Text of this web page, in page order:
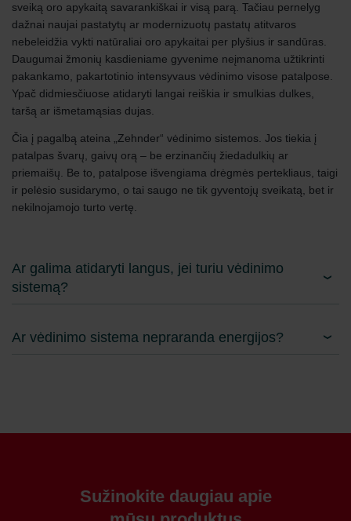
sveiką oro apykaitą savarankiškai ir visą parą. Tačiau pernelyg
dažnai naujai pastatytų ar modernizuotų pastatų atitvaros
nebeleidžia vykti natūraliai oro apykaitai per plyšius ir sandūras.
Daugumai žmonių kasdieniame gyvenime neįmanoma užtikrinti
pakankamo, pakartotinio intensyvaus vėdinimo visose patalpose.
Ypač didmiesčiuose atidaryti langai reiškia ir smulkias dulkes,
taršą ar išmetamąsias dujas.
Čia į pagalbą ateina „Zehnder“ vėdinimo sistemos. Jos tiekia į
patalpas švarų, gaivų orą – be erzinančių žiedadulkių ar
priemaišų. Be to, patalpose išvengiama drėgmės pertekliaus, taigi
ir pelėsio susidarymo, o tai saugo ne tik gyventojų sveikatą, bet ir
nekilnojamojo turto vertę.
Ar galima atidaryti langus, jei turiu vėdinimo
sistemą?
Ar vėdinimo sistema nepraranda energijos?
Sužinokite daugiau apie